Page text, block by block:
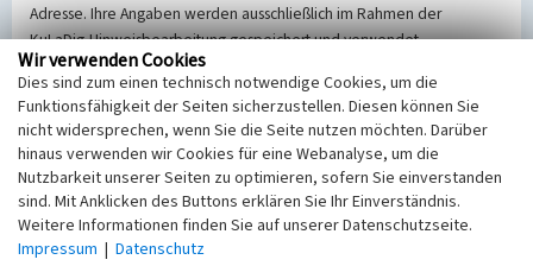
Adresse. Ihre Angaben werden ausschließlich im Rahmen der
KuLaDig-Hinweisbearbeitung gespeichert und verwendet.
Selbstverständlich werden diese entsprechend der Vorschriften des
Telemediengesetzes, des Datenschutzgesetzes NRW und der seit
dem 25.05.2018 gültigen Europäischen Datenschutzgrundverordnung
(EU-DSGVO) vertraulich behandelt, beachten Sie bitte unsere
Hinweise zumDatenschutz
Nachricht
Wir verwenden Cookies
Dies sind zum einen technisch notwendige Cookies, um die
Funktionsfähigkeit der Seiten sicherzustellen. Diesen können Sie
nicht widersprechen, wenn Sie die Seite nutzen möchten. Darüber
hinaus verwenden wir Cookies für eine Webanalyse, um die
Nutzbarkeit unserer Seiten zu optimieren, sofern Sie einverstanden
sind. Mit Anklicken des Buttons erklären Sie Ihr Einverständnis.
Weitere Informationen finden Sie auf unserer Datenschutzseite.
Impressum | Datenschutz